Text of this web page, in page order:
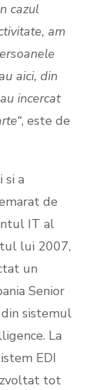
cazul
am
aici, din
incercat
, este de
si a
de
IT al
lui 2007,
un
Senior
sistemul
La
EDI
tot